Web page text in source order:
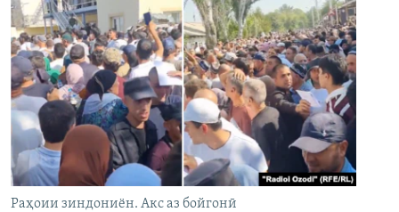
Раҳоии зиндониён. Акс аз бойгонӣ